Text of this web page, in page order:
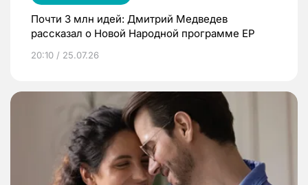
Почти 3 млн идей: Дмитрий Медведев
рассказал о Новой Народной программе ЕР
20:10 / 25.07.26